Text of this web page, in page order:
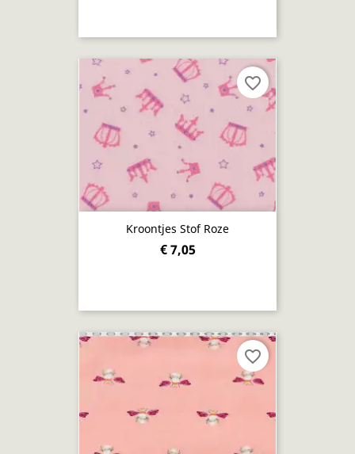
Kroontjes Stof Roze
€ 7,05
favorite_border
favorite_border